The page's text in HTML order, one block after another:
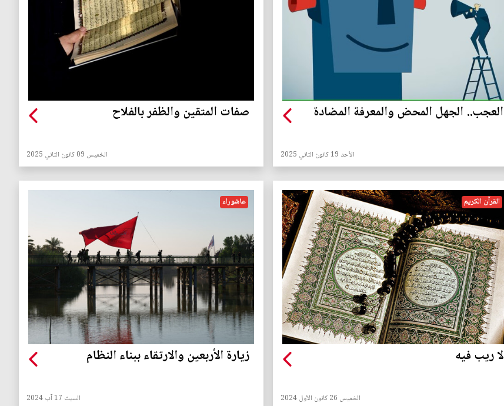
العجب.. الجهل المحض والمعرفة المضادة
الأحد 19 كانون الثاني 2025
صفات المتقين والظفر بالفلاح
الخميس 09 كانون الثاني 2025
القرآن الكريم
لا ريب فيه
الخميس 26 كانون الأول 2024
عاشوراء
زيارة الأربعين والارتقاء ببناء النظام
السبت 17 آب 2024